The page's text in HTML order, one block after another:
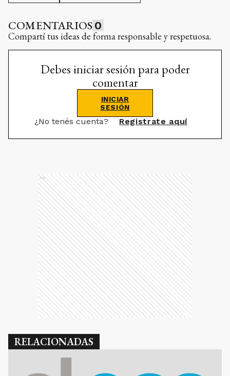
COMENTARIOS 0
Compartí tus ideas de forma responsable y respetuosa.
Debes iniciar sesión para poder
comentar
INICIAR
SESIÓN
¿No tenés cuenta? Registrate aquí
Ads
RELACIONADAS